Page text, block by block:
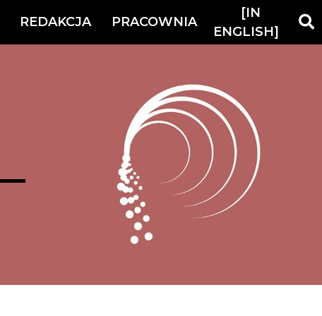
REDAKCJA PRACOWNIA
[IN
ENGLISH]